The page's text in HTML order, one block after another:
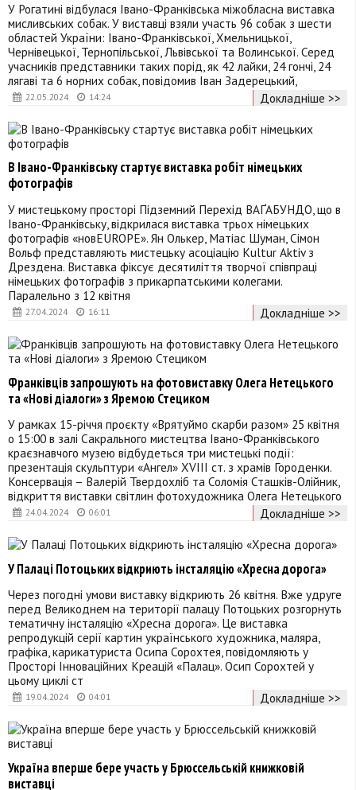
22.05.2024 14:24
У Рогатині відбулася Івано-Франківська міжобласна виставка
мисливських собак. У виставці взяли участь 96 собак з шести
областей України: Івано-Франківської, Хмельницької,
Чернівецької, Тернопільської, Львівської та Волинської. Серед
учасників представники таких порід, як 42 лайки, 24 гончі, 24
лягаві та 6 норних собак, повідомив Іван Задерецький,
Докладніше >>
27.04.2024 16:11
В Івано-Франківську стартує виставка робіт німецьких
фотографів
У мистецькому просторі Підземний Перехід ВАҐАБУНДО, що в
Івано-Франківську, відкрилася виставка трьох німецьких
фотографів «новEUROPE». Ян Олькер, Матіас Шуман, Сімон
Вольф представляють мистецьку асоціацію Kultur Aktiv з
Дрездена. Виставка фіксує десятиліття творчої співпраці
німецьких фотографів з прикарпатськими колегами.
Паралельно з 12 квітня
Докладніше >>
24.04.2024 06:01
Франківців запрошують на фотовиставку Олега Нетецького
та «Нові діалоги» з Яремою Стециком
У рамках 15-річчя проєкту «Врятуймо скарби разом» 25 квітня
о 15:00 в залі Сакрального мистецтва Івано-Франківського
краєзнавчого музею відбудеться три мистецькі події:
презентація скульптури «Ангел» XVIII ст. з храмів Городенки.
Консервація – Валерій Твердохліб та Соломія Сташків-Олійник,
відкриття виставки світлин фотохудожника Олега Нетецького
Докладніше >>
19.04.2024 04:01
У Палаці Потоцьких відкриють інсталяцію «Хресна дорога»
Через погодні умови виставку відкриють 26 квітня. Вже удруге
перед Великоднем на території палацу Потоцьких розгорнуть
тематичну інсталяцію «Хресна дорога». Це виставка
репродукцій серії картин українського художника, маляра,
графіка, карикатуриста Осипа Сорохтея, повідомляють у
Просторі Інноваційних Креацій «Палац». Осип Сорохтей у
цьому циклі ст
Докладніше >>
Україна вперше бере участь у Брюссельській книжковій
виставці